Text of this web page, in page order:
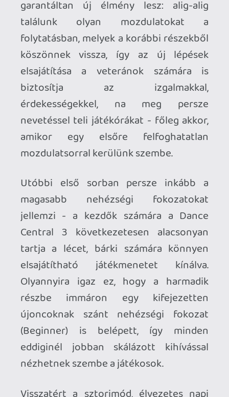
Visszatért a sztorimód, élvezetes napi
edzést végezhetünk a Fitness
menüpontnak hála, az egyes mozdulatok
betanítását szolgáló opció pedig minden
eddiginél részletesebb lehetőségeket
kínál, a Dance Central azonban most sem
egyszemélyes szórakozásként, hanem
partijátékként nyújtja a legnagyobb
mókát. A két fő egymás elleni táncát
kínáló Dance Battle továbbra is a
házibulik királya lesz, idén azonban már
kihívói is akadnak, a Party mód és a Crew
Throwdown személyében ugyanis két
Előbbi tényleg a partimód definitív
megtestesítője: elég csak belöknünk a
háttérbe, és ha valakinek kedve szottyan,
akkor egy kamera előtti pacsizást
Számot a jobb, játékmódot pedig a bal
kezünkkel tudunk választani, utóbbiból
pedig összesen öt darab van: az egyéni és
a páros tánc mellett három mulatságos
újdonság. A Keep the Beat a
legegyszerűbb darab: itt nincs más
dolgunk, mint hogy szabadon mozogjunk
a ritmusra - az nyer, aki a legjobban képes
tartani azt. A Make Your Move már egy
fokkal komplexebb: itt saját
(négyszer egymás után eltáncolva